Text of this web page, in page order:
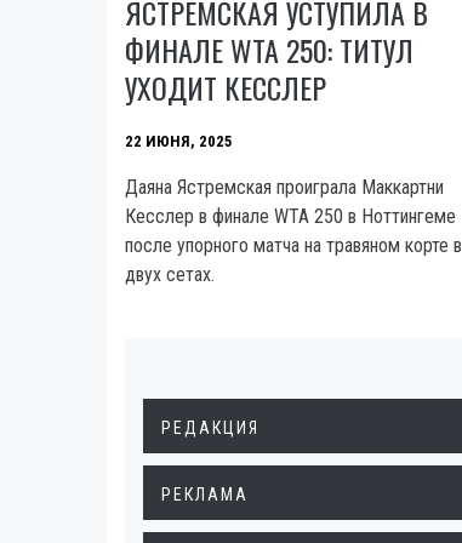
ЯСТРЕМСКАЯ УСТУПИЛА В
ФИНАЛЕ WTA 250: ТИТУЛ
УХОДИТ КЕССЛЕР
22 ИЮНЯ, 2025
Даяна Ястремская проиграла Маккартни
Кесслер в финале WTA 250 в Ноттингеме
после упорного матча на травяном корте в
двух сетах.
РЕДАКЦИЯ
РЕКЛАМА